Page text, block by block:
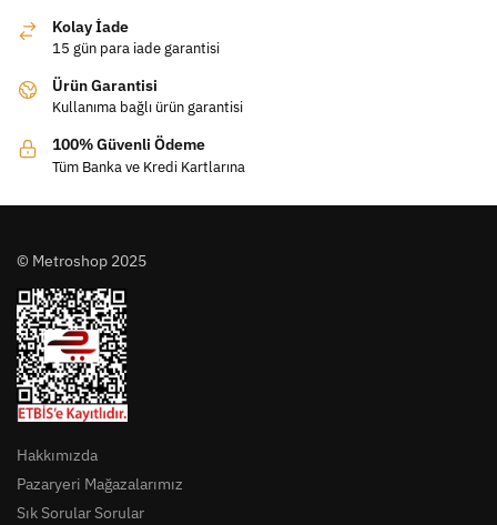
Kolay İade
15 gün para iade garantisi
Ürün Garantisi
Kullanıma bağlı ürün garantisi
100% Güvenli Ödeme
Tüm Banka ve Kredi Kartlarına
© Metroshop 2025
Hakkımızda
Pazaryeri Mağazalarımız
Sık Sorular Sorular